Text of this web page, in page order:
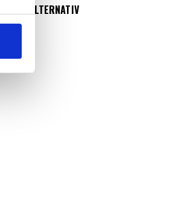
VÄLJ ALTERNATIV